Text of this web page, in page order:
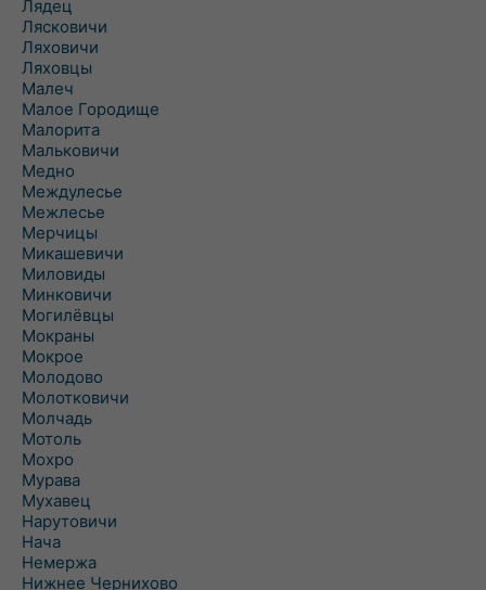
Лядец
Лясковичи
Ляховичи
Ляховцы
Малеч
Малое Городище
Малорита
Мальковичи
Медно
Междулесье
Межлесье
Мерчицы
Микашевичи
Миловиды
Минковичи
Могилёвцы
Мокраны
Мокрое
Молодово
Молотковичи
Молчадь
Мотоль
Мохро
Мурава
Мухавец
Нарутовичи
Нача
Немержа
Нижнее Чернихово